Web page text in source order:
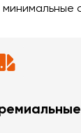
минимальные